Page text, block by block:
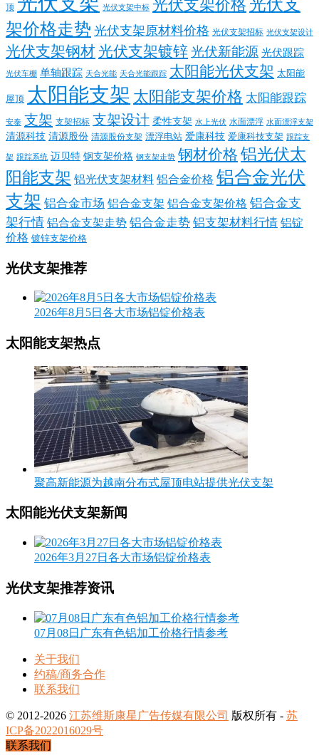
顶 光伏支架中标 光伏支架价格 光伏支
架价格走势 光伏支架原材料价格 光伏支架招标 光伏支架设计
光伏支架钢材光伏支架镀锌光伏新能源 光伏跟踪
光伏车棚 单轴跟踪 天合光能 天合光能跟踪 太阳能光伏支架 太阳能
屋顶 太阳能支架 太阳能支架价格 太阳能跟踪
安泰 支架 支架招标 支架设计 柔性支架 水上光伏 水面漂浮 水面漂浮支架
清源科技 清源股份 清源股份支架 漂浮电站 爱康科技 爱康科技支架 跟踪支
架 跟踪系统 迈贝特 钢支架价格 钢支架走势 钢材价格 铝光伏太
阳能支架 铝光伏支架材料 铝合金价格 铝合金光伏
支架 铝合金市场 铝合金支架 铝合金支架价格 铝合金支
架行情 铝合金支架走势 铝合金走势 铝支架材料行情 铝锭
价格 镀锌支架价格
光伏支架推荐
2026年8月5日各大市场铝锭价格表
太阳能支架热点
聚高新能源为越南分布式屋顶电站提供光伏支架
太阳能光伏支架新闻
2026年3月27日各大市场铝锭价格表
光伏支架推荐资讯
07月08日广东有色铝加工价格行情参考
关于我们
约稿/商务合作
联系我们
© 2012-2026 江苏维斯康星广告传媒有限公司 版权所有 - 苏
ICP备2022016029号
联系我们